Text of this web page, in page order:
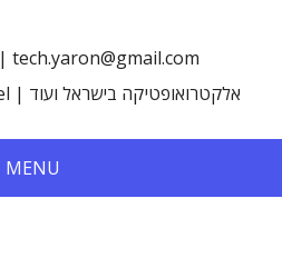
0548814578 ירון | tech.yaron@gmail.com
Electro-optics in Israel | אלקטרואופטיקה בישראל ועוד
MENU